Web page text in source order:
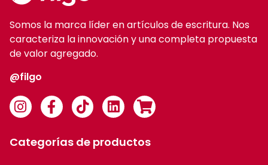
Somos la marca líder en artículos de escritura. Nos
caracteriza la innovación y una completa propuesta
de valor agregado.
@filgo
Categorías de productos